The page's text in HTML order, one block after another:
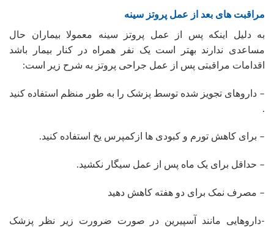
مراقبت های بعد از عمل پروتز سینه
به دلیل اینکه پس از عمل پروتز سینه معمولا بیماران حال
مساعدی ندارند بهتر است یک نفر همراه در کنار بیمار باشد
اقدامات مراقبتی پس از عمل جراحی پروتز به شرح زیر است:
– داروهای تجویز شده توسط پزشک را به طور منظم استفاده کنید
.
– برای کاهش تورم و کبودی ها ازکمپرس یخ استفاده کنید.
– حداقل برای یک ماه پس از عمل سیگار نکشید.
– مصرف نمک برای دو هفته کاهش دهید
-داروهایی مانند آسپیرین در صورت ضرورت زیر نظر پزشک